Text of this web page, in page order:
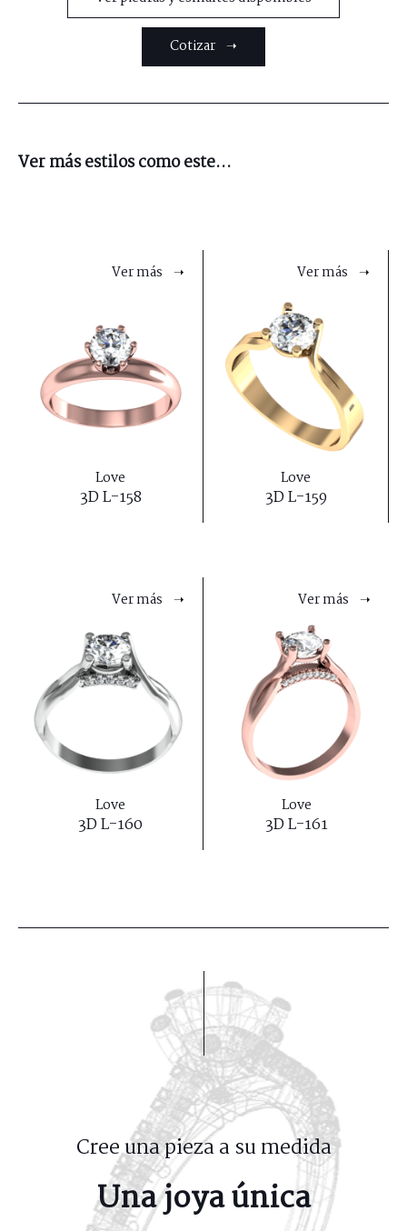
Cotizar ➝
Ver más estilos como este...
Ver más ➝
Love
3D L-158
Ver más ➝
Love
3D L-159
Ver más ➝
Love
3D L-160
Ver más ➝
Love
3D L-161
Cree una pieza a su medida
Una joya única